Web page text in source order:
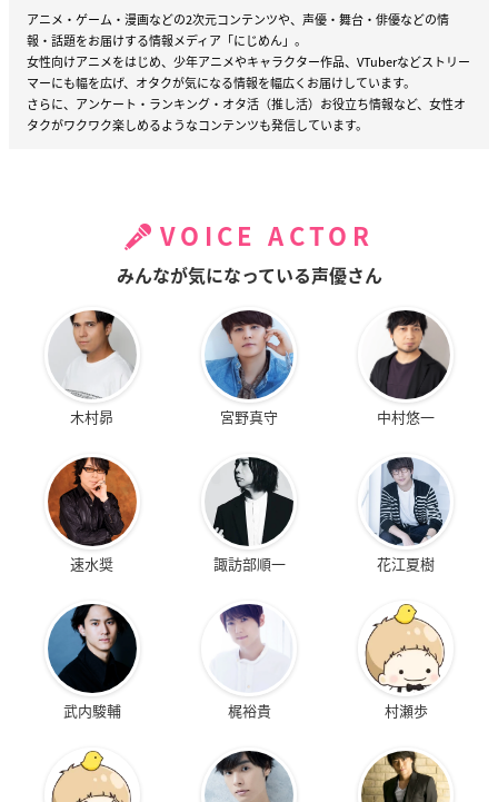
アニメ・ゲーム・漫画などの2次元コンテンツや、声優・舞台・俳優などの情
報・話題をお届けする情報メディア「にじめん」。
女性向けアニメをはじめ、少年アニメやキャラクター作品、VTuberなどストリー
マーにも幅を広げ、オタクが気になる情報を幅広くお届けしています。
さらに、アンケート・ランキング・オタ活（推し活）お役立ち情報など、女性オ
タクがワクワク楽しめるようなコンテンツも発信しています。
VOICE ACTOR
みんなが気になっている声優さん
木村昴 宮野真守 中村悠一
速水奨 諏訪部順一 花江夏樹
武内駿輔 梶裕貴 村瀬歩